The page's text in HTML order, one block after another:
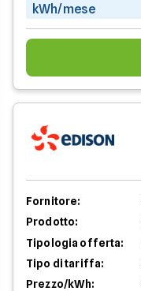
kWh/mese
Fornitore:
Prodotto:
Tipologia offerta:
Tipo di tariffa:
Prezzo/kWh: